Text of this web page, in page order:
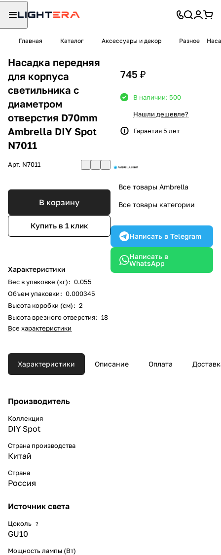
Главная Каталог Аксессуары и декор Разное
Насадка передняя
для корпуса
светильника с
диаметром
отверстия D70mm
Ambrella DIY Spot
N7011
Арт. N7011
В корзину
Купить в 1 клик
Характеристики
Вес в упаковке (кг): 0.055
Объем упаковки: 0.000345
Высота коробки (см): 2
Высота врезного отверстия: 18
Все характеристики
745 ₽
В наличии: 500
Нашли дешевле?
Гарантия 5 лет
Все товары Ambrella
Все товары категории
Написать в Telegram
Написать в
WhatsApp
Характеристики Описание Оплата
Производитель
Коллекция
DIY Spot
Страна производства
Китай
Страна
Россия
Источник света
Цоколь ?
GU10
Мощность лампы (Вт)